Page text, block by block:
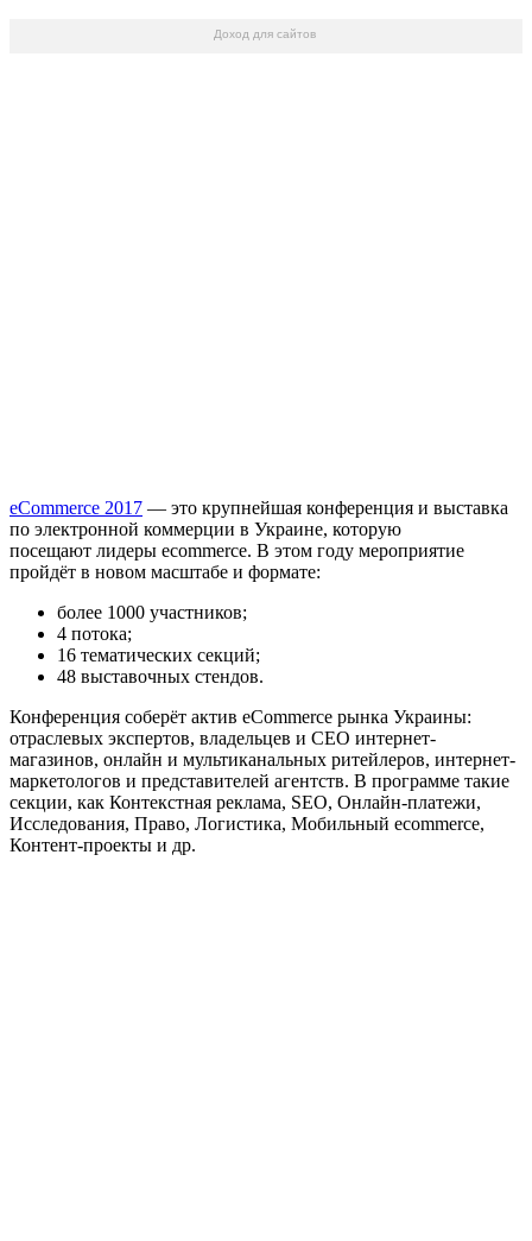
Доход для сайтов
eCommerce 2017 — это крупнейшая конференция и выставка
по электронной коммерции в Украине, которую
посещают лидеры ecommerce. В этом году мероприятие
пройдёт в новом масштабе и формате:
более 1000 участников;
4 потока;
16 тематических секций;
48 выставочных стендов.
Конференция соберёт актив eCommerce рынка Украины:
отраслевых экспертов, владельцев и CEO интернет-
магазинов, онлайн и мультиканальных ритейлеров, интернет-
маркетологов и представителей агентств. В программе такие
секции, как Контекстная реклама, SEO, Онлайн-платежи,
Исследования, Право, Логистика, Мобильный ecommerce,
Контент-проекты и др.